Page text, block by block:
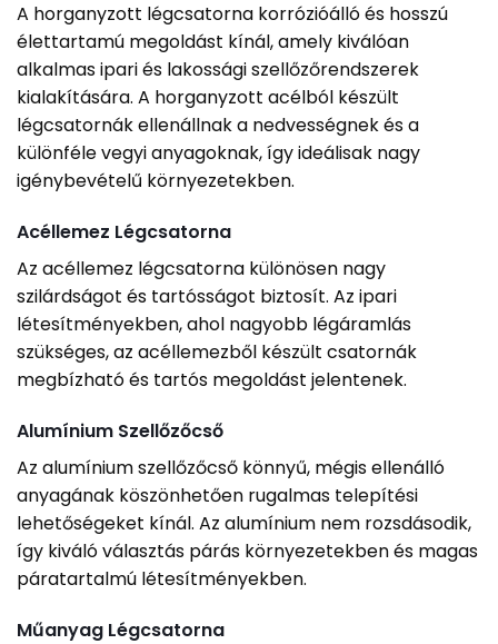
A horganyzott légcsatorna korrózióálló és hosszú
élettartamú megoldást kínál, amely kiválóan
alkalmas ipari és lakossági szellőzőrendszerek
kialakítására. A horganyzott acélból készült
légcsatornák ellenállnak a nedvességnek és a
különféle vegyi anyagoknak, így ideálisak nagy
igénybevételű környezetekben.
Acéllemez Légcsatorna
Az acéllemez légcsatorna különösen nagy
szilárdságot és tartósságot biztosít. Az ipari
létesítményekben, ahol nagyobb légáramlás
szükséges, az acéllemezből készült csatornák
megbízható és tartós megoldást jelentenek.
Alumínium Szellőzőcső
Az alumínium szellőzőcső könnyű, mégis ellenálló
anyagának köszönhetően rugalmas telepítési
lehetőségeket kínál. Az alumínium nem rozsdásodik,
így kiváló választás párás környezetekben és magas
páratartalmú létesítményekben.
Műanyag Légcsatorna